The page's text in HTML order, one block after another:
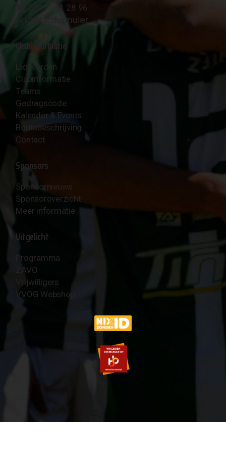
☎︎ 0341 - 41 28 96
✉︎ Contactformulier
Clubinformatie
Lid worden
Clubinformatie
Teams
Gedragscode
Kalender & Events
Routebeschrijving
Contact
Sponsors
Sponsornieuws
Sponsoroverzicht
Meer informatie
Uitgelicht
Programma
ZAVO
Vrijwilligers
VVOG Webshop